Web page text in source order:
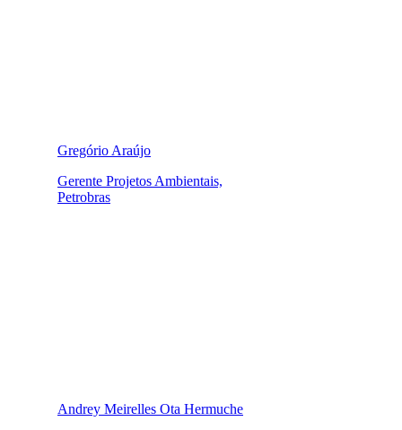
Gregório Araújo
Gerente Projetos Ambientais,
Petrobras
Andrey Meirelles Ota Hermuche